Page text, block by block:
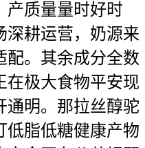
产质量量时好时
深耕运营，奶源来
配。其余成分全数
在极大食物平安现
通明。那拉丝醇驼
低脂低糖健康产物